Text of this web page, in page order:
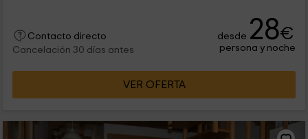
Contacto directo
Cancelación 30 días antes
desde 28€
persona y noche
VER OFERTA